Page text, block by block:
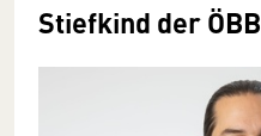
Stiefkind der ÖBB